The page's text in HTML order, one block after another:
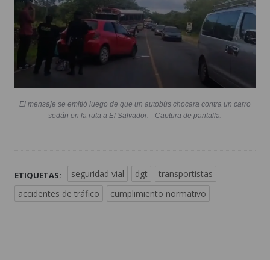
El mensaje se emitió luego de que un autobús chocara contra un carro
sedán en la ruta a El Salvador. - Captura de pantalla.
ETIQUETAS: seguridad vial dgt
transportistas
accidentes de tráfico
cumplimiento normativo